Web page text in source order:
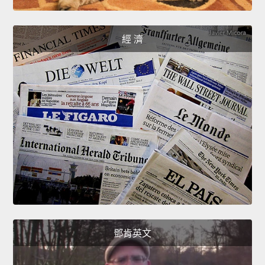
經 濟
鄧肯英文